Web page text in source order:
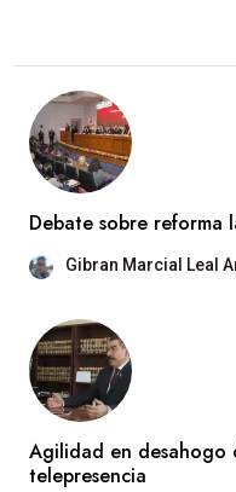
Debate sobre reforma
Gibran Marcial Leal
Agilidad en desahogo
telepresencia